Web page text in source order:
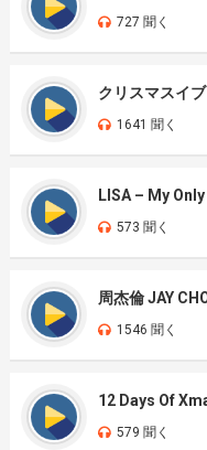
727 聞く
1641 聞く
LISA – My
573 聞く
1546 聞く
12 Days Of
579 聞く